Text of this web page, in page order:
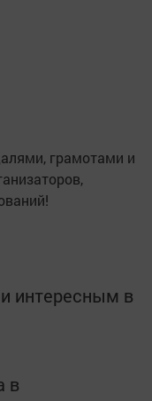
грамотами и
интересным в
в